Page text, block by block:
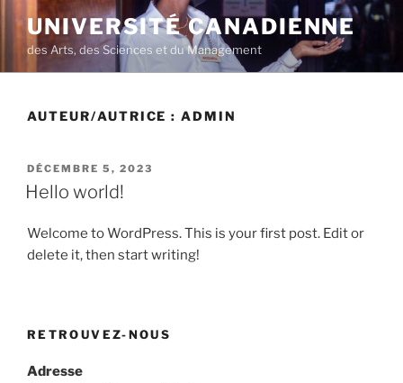
contenu
principal
UNIVERSITÉ CANADIENNE
des Arts, des Sciences et du Management
AUTEUR/AUTRICE :ADMIN
PUBLIÉ
LE
DÉCEMBRE 5, 2023
Hello world!
Welcome to WordPress. This is your first post. Edit or
delete it, then start writing!
RETROUVEZ-NOUS
Adresse